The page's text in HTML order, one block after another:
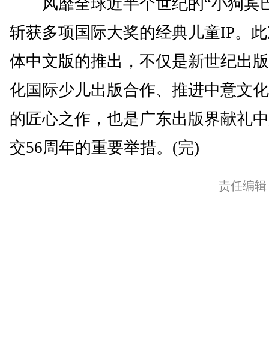
斩获多项国际大奖的经典儿童IP。
体中文版的推出，不仅是新世纪出
化国际少儿出版合作、推进中意文
的匠心之作，也是广东出版界献礼
交56周年的重要举措。(完)
责任编